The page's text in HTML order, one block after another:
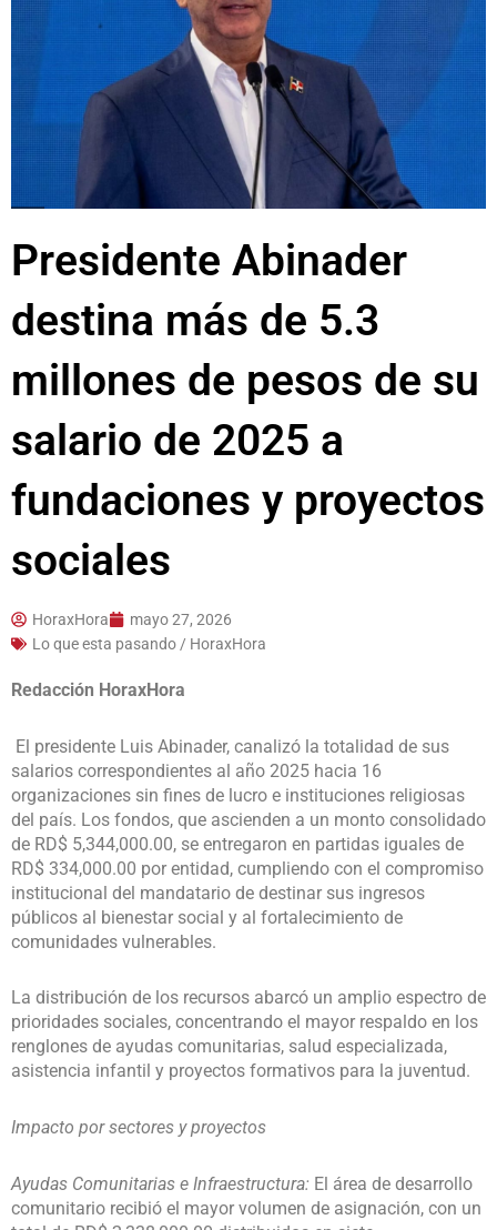
Presidente Abinader
destina más de 5.3
millones de pesos de su
salario de 2025 a
fundaciones y proyectos
sociales
HoraxHora
mayo 27, 2026
Lo que esta pasando / HoraxHora
Redacción HoraxHora
El presidente Luis Abinader, canalizó la totalidad de sus
salarios correspondientes al año 2025 hacia 16
organizaciones sin fines de lucro e instituciones religiosas
del país. Los fondos, que ascienden a un monto consolidado
de RD$ 5,344,000.00, se entregaron en partidas iguales de
RD$ 334,000.00 por entidad, cumpliendo con el compromiso
institucional del mandatario de destinar sus ingresos
públicos al bienestar social y al fortalecimiento de
comunidades vulnerables.
La distribución de los recursos abarcó un amplio espectro de
prioridades sociales, concentrando el mayor respaldo en los
renglones de ayudas comunitarias, salud especializada,
asistencia infantil y proyectos formativos para la juventud.
Impacto por sectores y proyectos
Ayudas Comunitarias e Infraestructura: El área de desarrollo
comunitario recibió el mayor volumen de asignación, con un